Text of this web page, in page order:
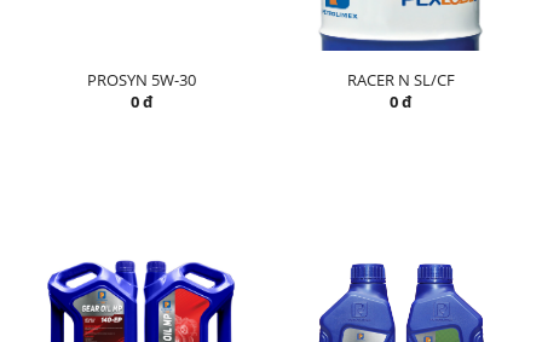
PROSYN 5W-30
0 đ
RACER N SL/CF
0 đ